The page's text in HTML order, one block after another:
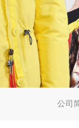
公司